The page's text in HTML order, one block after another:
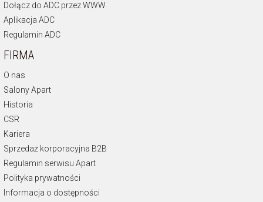
Dołącz do ADC przez WWW
Aplikacja ADC
Regulamin ADC
FIRMA
O nas
Salony Apart
Historia
CSR
Kariera
Sprzedaż korporacyjna B2B
Regulamin serwisu Apart
Polityka prywatności
Informacja o dostępności